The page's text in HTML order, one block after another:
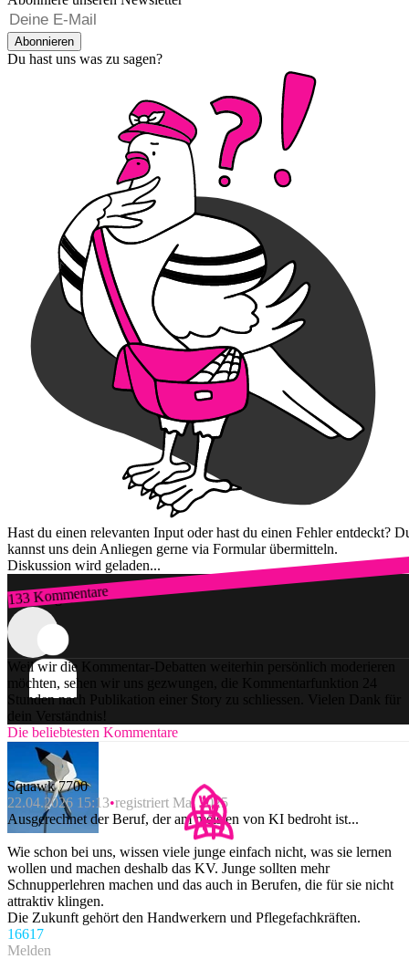
Abonnieren
Du hast uns was zu sagen?
Hast du einen relevanten Input oder hast du einen Fehler entdeckt?
kannst uns dein Anliegen gerne via Formular übermitteln.
Diskussion wird geladen...
133 Kommentare
Zum Login
Weil wir die Kommentar-Debatten weiterhin persönlich moderieren
möchten, sehen wir uns gezwungen, die Kommentarfunktion 24
Stunden nach Publikation einer Story zu schliessen. Vielen Dank für
dein Verständnis!
Die beliebtesten Kommentare
Squawk 7700
22.04.2026 15:13 registriert Mai 2025
Ausgerechnet der Beruf, der am meisten von KI bedroht ist...
Wie schon bei uns, wissen viele junge einfach nicht, was sie lernen
wollen und machen deshalb das KV. Junge sollten mehr
Schnupperlehren machen und das auch in Berufen, die für sie nicht
attraktiv klingen.
Die Zukunft gehört den Handwerkern und Pflegefachkräften.
16617
Melden